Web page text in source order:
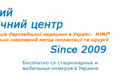
Бесплатно со стационарных и
мобильных номеров в Украине